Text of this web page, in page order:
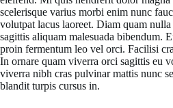
scelerisque varius morbi enim nunc
volutpat lacus laoreet. Diam quam
sagittis aliquam malesuada bibendum.
proin fermentum leo vel orci. Facilisi
In ornare quam viverra orci sagittis eu
viverra nibh cras pulvinar mattis nunc
blandit turpis cursus in.